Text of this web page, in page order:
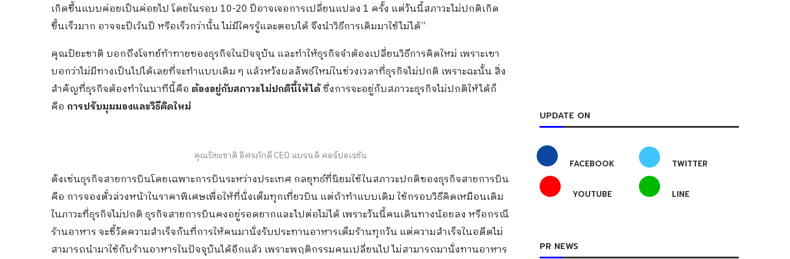
เกิดขึ้นแบบค่อยเป็นค่อยไป โดยในรอบ 10-20 ปีอาจเจอการเปลี่ยนแปลง 1 ครั้ง แต่วันนี้สภาวะไม่ปกติเกิด
ขึ้นเร็วมาก อาจจะปีเว้นปี หรือเร็วกว่านั้น ไม่มีใครรู้และตอบได้ จึงนำวิธีการเดิมมาใช้ไม่ได้”
คุณปิยะชาติ บอกถึงโจทย์ท้าทายของธุรกิจในปัจจุบัน และทำให้ธุรกิจจำต้องเปลี่ยนวิธีการคิดใหม่ เพราะเขา
บอกว่าไม่มีทางเป็นไปได้เลยที่จะทำแบบเดิม ๆ แล้วหวังผลลัพธ์ใหม่ในช่วงเวลาที่ธุรกิจไม่ปกติ เพราะฉะนั้น สิ่ง
สำคัญที่ธุรกิจต้องทำในนาทีนี้คือ ต้องอยู่กับสภาวะไม่ปกตินี้ให้ได้ซึ่งการจะอยู่กับสภาวะธุรกิจไม่ปกติให้ได้ก็
คือ การปรับมุมมองและวิธีคิดใหม่
คุณปิยะชาติ อิศรภักดี CEO แบรนดิ คอร์ปอเรชัน
ดังเช่นธุรกิจสายการบินโดยเฉพาะการบินระหว่างประเทศ กลยุทธ์ที่นิยมใช้ในสภาวะปกติของธุรกิจสายการบิน
คือ การจองตั๋วล่วงหน้าในราคาพิเศษเพื่อให้ที่นั่งเต็มทุกเที่ยวบิน แต่ถ้าทำแบบเดิม ใช้กรอบวิธีคิดเหมือนเดิม
ในภาวะที่ธุรกิจไม่ปกติ ธุรกิจสายการบินคงอยู่รอดยากและไปต่อไม่ได้ เพราะวันนี้คนเดินทางน้อยลง หรือกรณี
ร้านอาหาร จะชี้วัดความสำเร็จกันที่การให้คนมานั่งรับประทานอาหารเต็มร้านทุกวัน แต่ความสำเร็จในอดีตไม่
สามารถนำมาใช้กับร้านอาหารในปัจจุบันได้อีกแล้ว เพราะพฤติกรรมคนเปลี่ยนไป ไม่สามารถมานั่งทานอาหาร
UPDATE ON
FACEBOOK TWITTER
YOUTUBE LINE
PR NEWS